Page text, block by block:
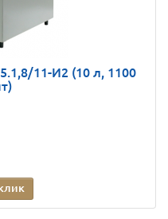
11-И2 (10 л, 1100